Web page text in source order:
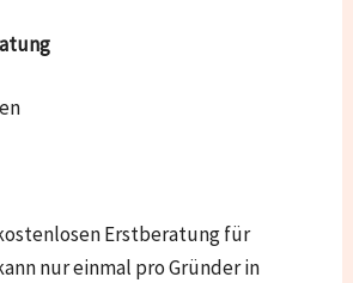
Erstberatung für
nur einmal pro Gründer in